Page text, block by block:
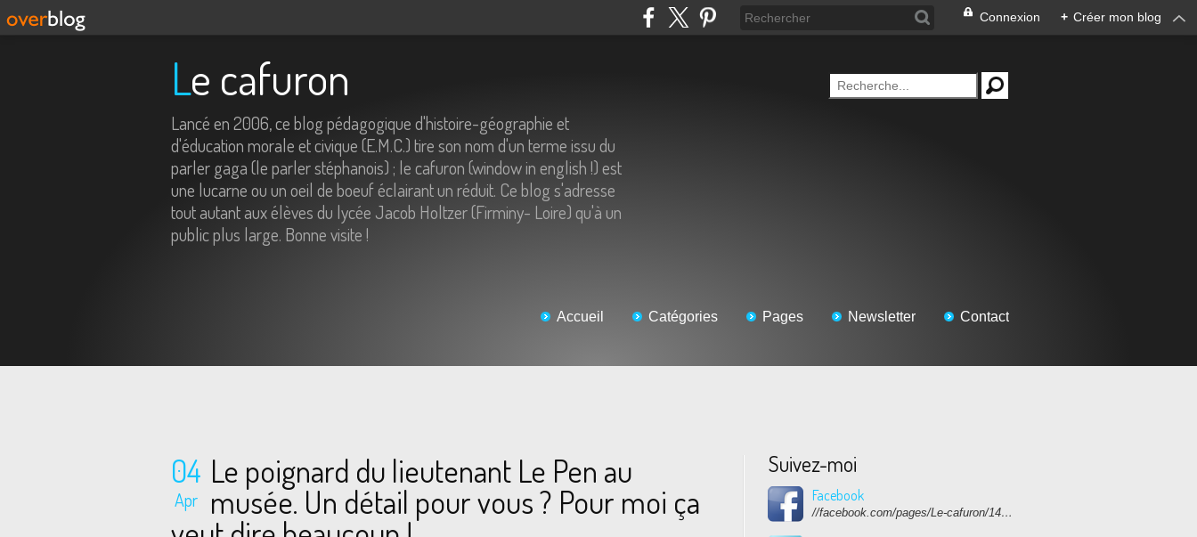
Connexion + Créer mon blog
Le cafuron
Lancé en 2006, ce blog pédagogique d'histoire-géographie et
d'éducation morale et civique (E.M.C.) tire son nom d'un terme issu du
parler gaga (le parler stéphanois) ; le cafuron (window in english !) est
une lucarne ou un oeil de boeuf éclairant un réduit. Ce blog s'adresse
tout autant aux élèves du lycée Jacob Holtzer (Firminy- Loire) qu'à un
public plus large. Bonne visite !
Accueil Catégories Pages Newsletter Contact
04
Apr
Le poignard du lieutenant Le Pen au
musée. Un détail pour vous ? Pour moi ça
Suivez-moi
Facebook
//facebook.com/pages/Le-cafuron/1415682768741632